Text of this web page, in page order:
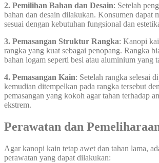
2. Pemilihan Bahan dan Desain: Setelah
bahan dan desain dilakukan. Konsumen dapat
sesuai dengan kebutuhan fungsional dan
3. Pemasangan Struktur Rangka: Kanopi
rangka yang kuat sebagai penopang. Rangka
bahan logam seperti besi atau aluminium yang
4. Pemasangan Kain: Setelah rangka selesai
kemudian ditempelkan pada rangka tersebut
pemasangan yang kokoh agar tahan terhadap
ekstrem.
Perawatan dan
Agar kanopi kain tetap awet dan tahan lama,
perawatan yang dapat dilakukan: